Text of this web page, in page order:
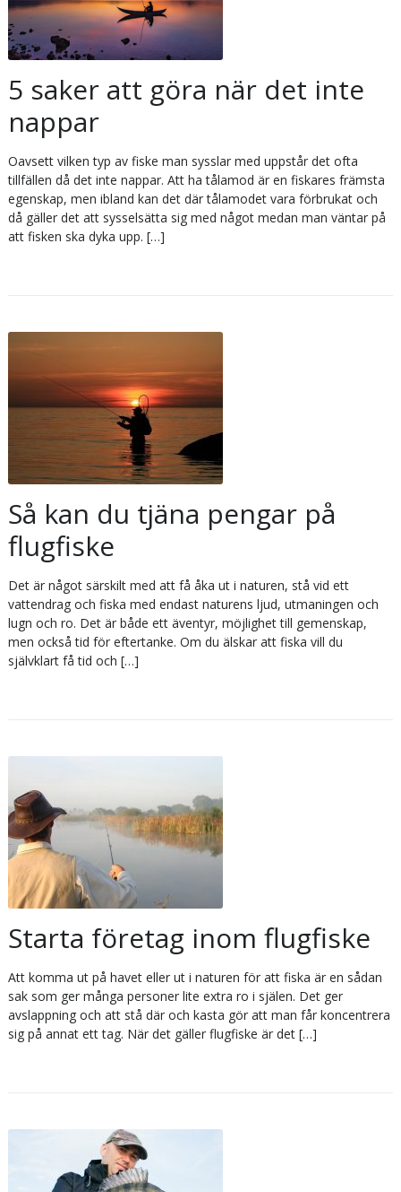
5 saker att göra när det inte
nappar
Oavsett vilken typ av fiske man sysslar med uppstår det ofta
tillfällen då det inte nappar. Att ha tålamod är en fiskares främsta
egenskap, men ibland kan det där tålamodet vara förbrukat och
då gäller det att sysselsätta sig med något medan man väntar på
att fisken ska dyka upp. […]
Så kan du tjäna pengar på
flugfiske
Det är något särskilt med att få åka ut i naturen, stå vid ett
vattendrag och fiska med endast naturens ljud, utmaningen och
lugn och ro. Det är både ett äventyr, möjlighet till gemenskap,
men också tid för eftertanke. Om du älskar att fiska vill du
självklart få tid och […]
Starta företag inom flugfiske
Att komma ut på havet eller ut i naturen för att fiska är en sådan
sak som ger många personer lite extra ro i själen. Det ger
avslappning och att stå där och kasta gör att man får koncentrera
sig på annat ett tag. När det gäller flugfiske är det […]